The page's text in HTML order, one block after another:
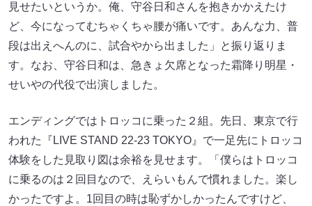
見せたいというか。俺、守谷日和さんを抱きかかえたけ
ど、今になってむちゃくちゃ腰が痛いです。あんな力、普
段は出えへんのに、試合やから出ました」と振り返りま
す。なお、守谷日和は、急きょ欠席となった霜降り明星・
せいやの代役で出演しました。
エンディングではトロッコに乗った２組。先日、東京で行
われた『LIVE STAND 22-23 TOKYO』で一足先にトロッコ
体験をした見取り図は余裕を見せます。「僕らはトロッコ
に乗るのは２回目なので、えらいもんで慣れました。楽し
かったですよ。1回目の時は恥ずかしかったんですけど、